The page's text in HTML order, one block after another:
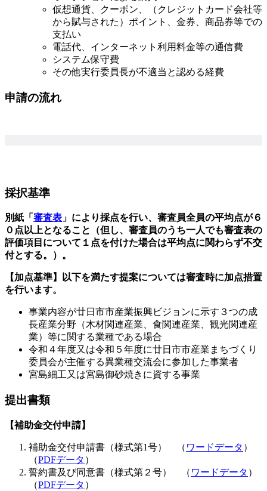
仮想通貨、クーポン、（クレジットカード会社等
から賦与された）ポイント、金券、商品券等での
支払い
電話代、インターネット利用料金等の通信費
システム保守費
その他実行委員長が不適当と認める経費
申請の流れ
採択基準
別紙「 審査表 」により採点を行い、審査員全員の平均点が６
０点以上となること（但し、審査員のうち一人でも審査表の
評価項目について１点を付けた場合は平均点に関わらず不交
付とする。）。
【加点基準】以下を満たす提案については審査時に加点措置
を行います。
事業内容が廿日市市産業振興ビジョンに示す３つの成
長産業分野（木材関連産業、食関連産業、観光関連産
業）等に関する業種である場合
令和４年度又は令和５年度に廿日市市産業まちづくり
委員会が主催する異業種交流会に参加した事業者
宮島細工又は宮島御砂焼きに資する事業
提出書類
【補助金交付申請】
補助金交付申請書（様式第1号） （ ワードデータ ）
（PDFデータ ）
誓約書及び同意書（様式第２号） （ ワードデータ ）
（PDFデータ ）